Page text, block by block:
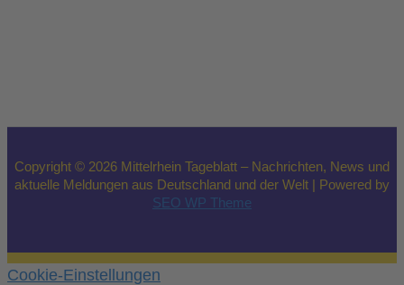
Copyright © 2026 Mittelrhein Tageblatt – Nachrichten, News und
aktuelle Meldungen aus Deutschland und der Welt | Powered by
SEO WP Theme
Cookie-Einstellungen